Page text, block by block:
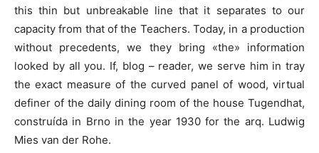
this thin but unbreakable line that it separates to our
capacity from that of the Teachers. Today, in a production
without precedents, we they bring «the» information
looked by all you. If, blog – reader, we serve him in tray
the exact measure of the curved panel of wood, virtual
definer of the daily dining room of the house Tugendhat,
construída in Brno in the year 1930 for the arq. Ludwig
Mies van der Rohe.